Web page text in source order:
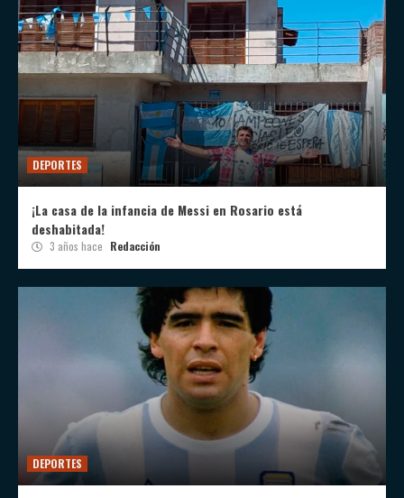
DEPORTES
¡La casa de la infancia de Messi en Rosario está
deshabitada!
3 años hace Redacción
DEPORTES